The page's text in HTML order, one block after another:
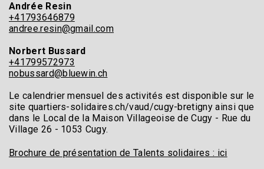
Andrée Resin
+41793646879
andree.resin@gmail.com
Norbert Bussard
+41799572973
nobussard@bluewin.ch
Le calendrier mensuel des activités est disponible sur le
site quartiers-solidaires.ch/vaud/cugy-bretigny ainsi que
dans le Local de la Maison Villageoise de Cugy - Rue du
Village 26 - 1053 Cugy.
Brochure de présentation de Talents solidaires : ici